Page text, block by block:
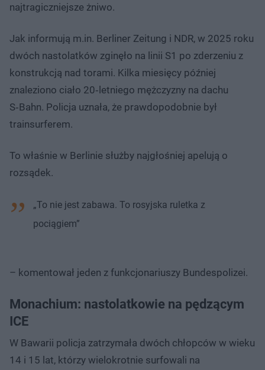
najtragiczniejsze żniwo.
Jak informują m.in. Berliner Zeitung i NDR, w 2025 roku
dwóch nastolatków zginęło na linii S1 po zderzeniu z
konstrukcją nad torami. Kilka miesięcy później
znaleziono ciało 20‑letniego mężczyzny na dachu
S‑Bahn. Policja uznała, że prawdopodobnie był
trainsurferem.
To właśnie w Berlinie służby najgłośniej apelują o
rozsądek.
„To nie jest zabawa. To rosyjska ruletka z
pociągiem”
– komentował jeden z funkcjonariuszy Bundespolizei.
Monachium: nastolatkowie na pędzącym
ICE
W Bawarii policja zatrzymała dwóch chłopców w wieku
14 i 15 lat, którzy wielokrotnie surfowali na